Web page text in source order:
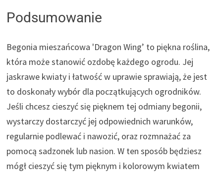
Podsumowanie
Begonia mieszańcowa 'Dragon Wing’ to piękna roślina,
która może stanowić ozdobę każdego ogrodu. Jej
jaskrawe kwiaty i łatwość w uprawie sprawiają, że jest
to doskonały wybór dla początkujących ogrodników.
Jeśli chcesz cieszyć się pięknem tej odmiany begonii,
wystarczy dostarczyć jej odpowiednich warunków,
regularnie podlewać i nawozić, oraz rozmnażać za
pomocą sadzonek lub nasion. W ten sposób będziesz
mógł cieszyć się tym pięknym i kolorowym kwiatem